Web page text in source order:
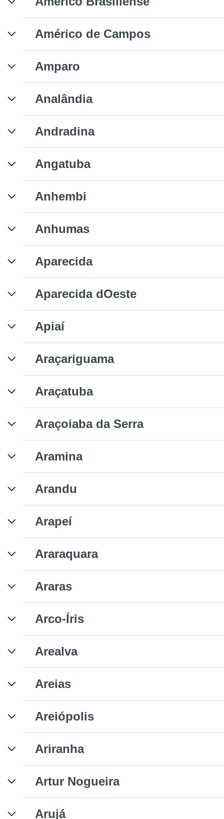
Américo de Campos
Amparo
Analândia
Andradina
Angatuba
Anhembi
Anhumas
Aparecida
Aparecida dOeste
Apiaí
Araçariguama
Araçatuba
Araçoiaba da Serra
Aramina
Arandu
Arapeí
Araraquara
Araras
Arco-Íris
Arealva
Areias
Areiópolis
Ariranha
Artur Nogueira
Arujá